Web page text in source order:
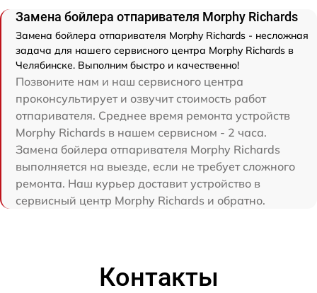
Замена бойлера отпаривателя Morphy Richards
Замена бойлера отпаривателя Morphy Richards - несложная
задача для нашего сервисного центра Morphy Richards в
Челябинске. Выполним быстро и качественно!
Позвоните нам и наш сервисного центра
проконсультирует и озвучит стоимость работ
отпаривателя. Среднее время ремонта устройств
Morphy Richards в нашем сервисном - 2 часа.
Замена бойлера отпаривателя Morphy Richards
выполняется на выезде, если не требует сложного
ремонта. Наш курьер доставит устройство в
сервисный центр Morphy Richards и обратно.
Контакты